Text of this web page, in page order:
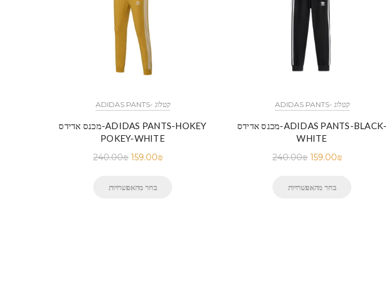
ADIDAS PANTS- קטלוג
מכנס אדידס-ADIDAS PANTS-HOKEY
POKEY-WHITE
240.00₪ 159.00₪
בחר מהאפשרויות
ADIDAS PANTS- קטלוג
מכנס אדידס-ADIDAS PANTS-BLACK-
WHITE
240.00₪ 159.00₪
בחר מהאפשרויות